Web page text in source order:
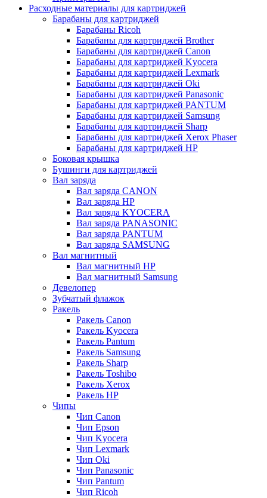
Расходные материалы для картриджей
Барабаны для картриджей
Барабаны Ricoh
Барабаны для картриджей Brother
Барабаны для картриджей Canon
Барабаны для картриджей Kyocera
Барабаны для картриджей Lexmark
Барабаны для картриджей Oki
Барабаны для картриджей Panasonic
Барабаны для картриджей PANTUM
Барабаны для картриджей Samsung
Барабаны для картриджей Sharp
Барабаны для картриджей Xerox Phaser
Барабаны для картриджей НР
Боковая крышка
Бушинги для картриджей
Вал заряда
Вал заряда CANON
Вал заряда HP
Вал заряда KYOCERA
Вал заряда PANASONIC
Вал заряда PANTUM
Вал заряда SAMSUNG
Вал магнитный
Вал магнитный HP
Вал магнитный Samsung
Девелопер
Зубчатый флажок
Ракель
Ракель Canon
Ракель Kyocera
Ракель Pantum
Ракель Samsung
Ракель Sharp
Ракель Toshibo
Ракель Xerox
Ракель НР
Чипы
Чип Canon
Чип Epson
Чип Kyocera
Чип Lexmark
Чип Oki
Чип Panasonic
Чип Pantum
Чип Ricoh